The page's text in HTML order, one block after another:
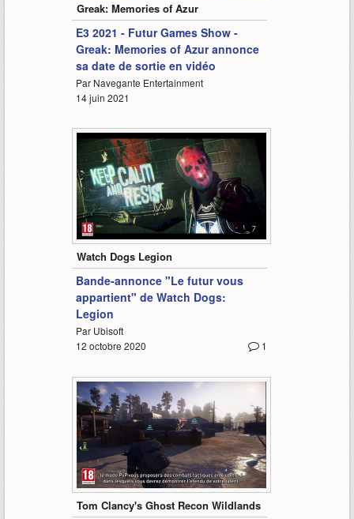
Greak: Memories of Azur
E3 2021 - Futur Games Show -
Greak: Memories of Azur annonce
sa date de sortie en vidéo
Par Navegante Entertainment
14 juin 2021
1:22
Watch Dogs Legion
Bande-annonce "Le futur vous
appartient" de Watch Dogs:
Legion
Par Ubisoft
1
12 octobre 2020
1:53
Tom Clancy's Ghost Recon Wildlands